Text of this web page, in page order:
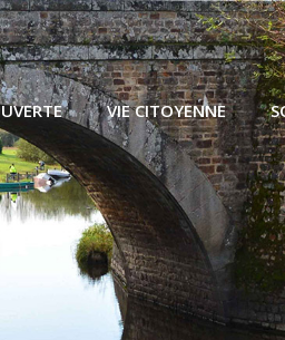
VIE CITOYENNE